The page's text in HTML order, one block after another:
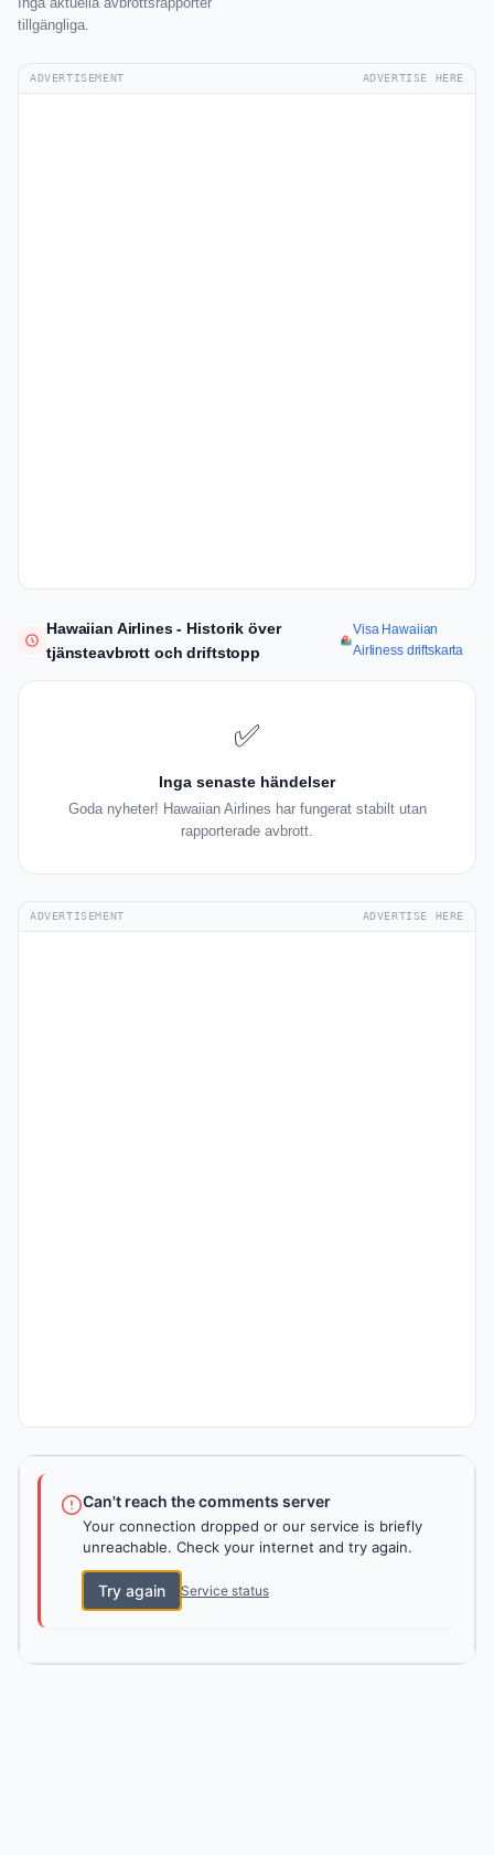
tillgängliga.
ADVERTISEMENT ADVERTISE HERE
Hawaiian Airlines - Historik över
tjänsteavbrott och driftstopp
Visa Hawaiian
Airliness driftskarta
✅
Inga senaste händelser
Goda nyheter! Hawaiian Airlines har fungerat stabilt utan
rapporterade avbrott.
ADVERTISEMENT ADVERTISE HERE
Can't reach the comments server
Your connection dropped or our service is briefly
unreachable. Check your internet and try again.
Try again Service status